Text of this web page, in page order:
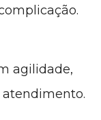
agilidade,